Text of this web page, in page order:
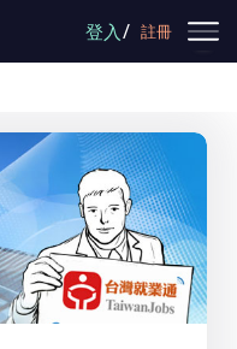
登入/ 註冊